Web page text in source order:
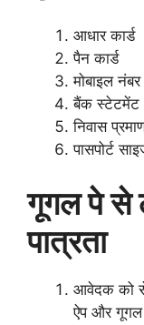
आधार कार्ड
पैन कार्ड
मोबाइल नंबर
बैंक स्टेटमेंट
निवास
पासपोर्ट
गूगल पे से
पात्रता
आवेदक को
ऐप और गूगल